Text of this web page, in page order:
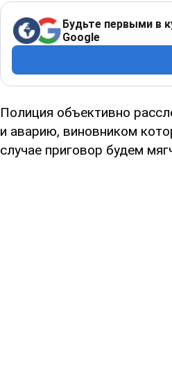
Будьте первыми в
Google
Полиция объективно
и аварию, виновником
случае приговор будем